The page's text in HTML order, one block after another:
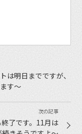
は明日までですが、
す〜
了です。11月は